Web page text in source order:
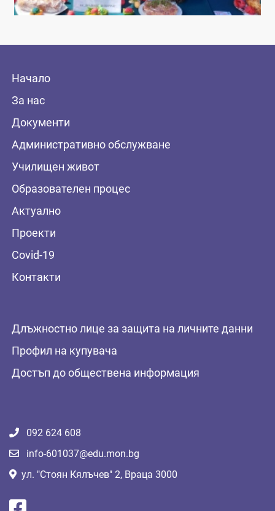
Начало
За нас
Документи
Административно обслужване
Училищен живот
Образователен процес
Актуално
Проекти
Covid-19
Контакти
Длъжностно лице за защита на личните данни
Профил на купувача
Достъп до обществена информация
092 624 608
info-601037@edu.mon.bg
ул. "Стоян Кялъчев" 2, Враца 3000